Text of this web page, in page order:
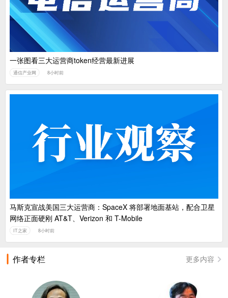
一张图看三大运营商token经营最新进展
通信产业网 8小时前
马斯克宣战美国三大运营商：SpaceX 将部署地面基站，配合卫星
网络正面硬刚 AT&T、Verizon 和 T-Mobile
IT之家 8小时前
作者专栏 更多内容